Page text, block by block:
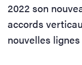
2022 son
accords
nouvelles